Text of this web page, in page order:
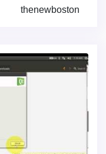
thenewboston